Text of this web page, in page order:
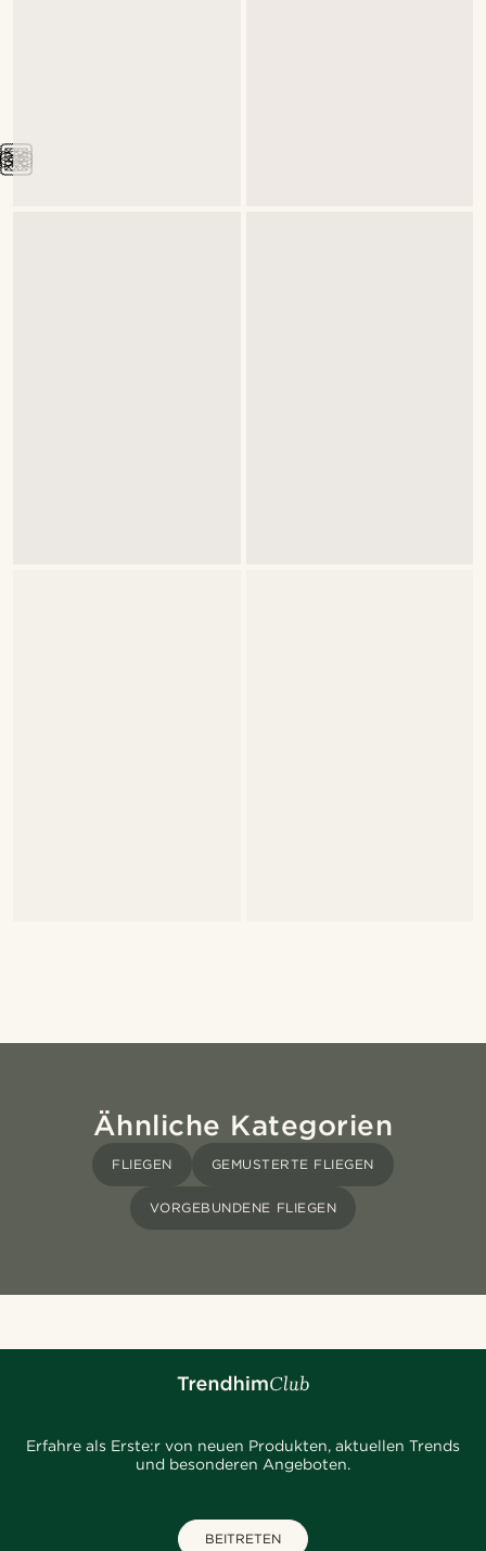
Ähnliche Kategorien
FLIEGEN GEMUSTERTE FLIEGEN
VORGEBUNDENE FLIEGEN
Erfahre als Erste:r von neuen Produkten, aktuellen Trends
und besonderen Angeboten.
BEITRETEN